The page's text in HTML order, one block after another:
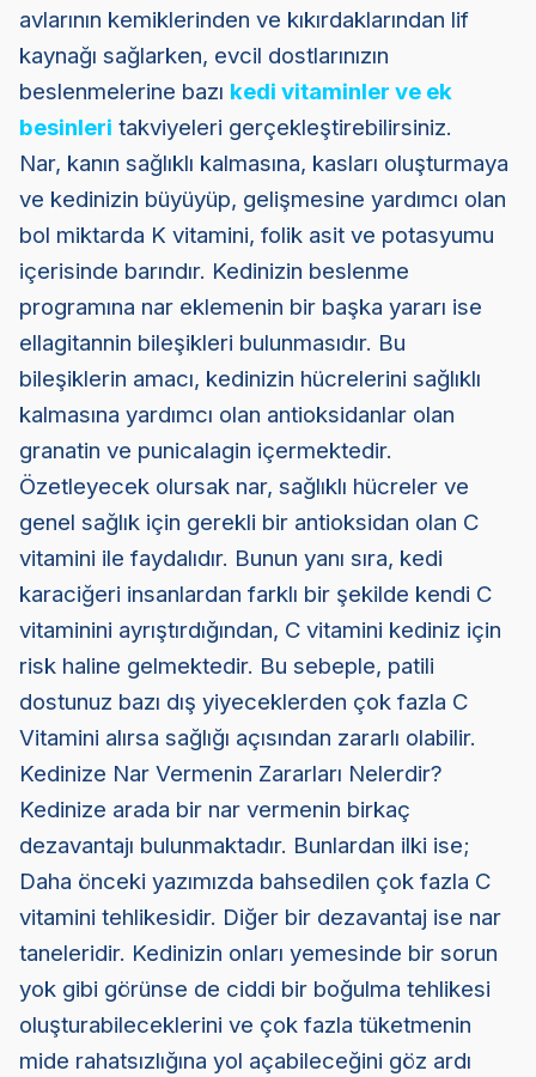
avlarının kemiklerinden ve kıkırdaklarından lif
kaynağı sağlarken, evcil dostlarınızın
beslenmelerine bazı kedi vitaminler ve ek
besinleri takviyeleri gerçekleştirebilirsiniz.
Nar, kanın sağlıklı kalmasına, kasları oluşturmaya
ve kedinizin büyüyüp, gelişmesine yardımcı olan
bol miktarda K vitamini, folik asit ve potasyumu
içerisinde barındır. Kedinizin beslenme
programına nar eklemenin bir başka yararı ise
ellagitannin bileşikleri bulunmasıdır. Bu
bileşiklerin amacı, kedinizin hücrelerini sağlıklı
kalmasına yardımcı olan antioksidanlar olan
granatin ve punicalagin içermektedir.
Özetleyecek olursak nar, sağlıklı hücreler ve
genel sağlık için gerekli bir antioksidan olan C
vitamini ile faydalıdır. Bunun yanı sıra, kedi
karaciğeri insanlardan farklı bir şekilde kendi C
vitaminini ayrıştırdığından, C vitamini kediniz için
risk haline gelmektedir. Bu sebeple, patili
dostunuz bazı dış yiyeceklerden çok fazla C
Vitamini alırsa sağlığı açısından zararlı olabilir.
Kedinize Nar Vermenin Zararları Nelerdir?
Kedinize arada bir nar vermenin birkaç
dezavantajı bulunmaktadır. Bunlardan ilki ise;
Daha önceki yazımızda bahsedilen çok fazla C
vitamini tehlikesidir. Diğer bir dezavantaj ise nar
taneleridir. Kedinizin onları yemesinde bir sorun
yok gibi görünse de ciddi bir boğulma tehlikesi
oluşturabileceklerini ve çok fazla tüketmenin
mide rahatsızlığına yol açabileceğini göz ardı